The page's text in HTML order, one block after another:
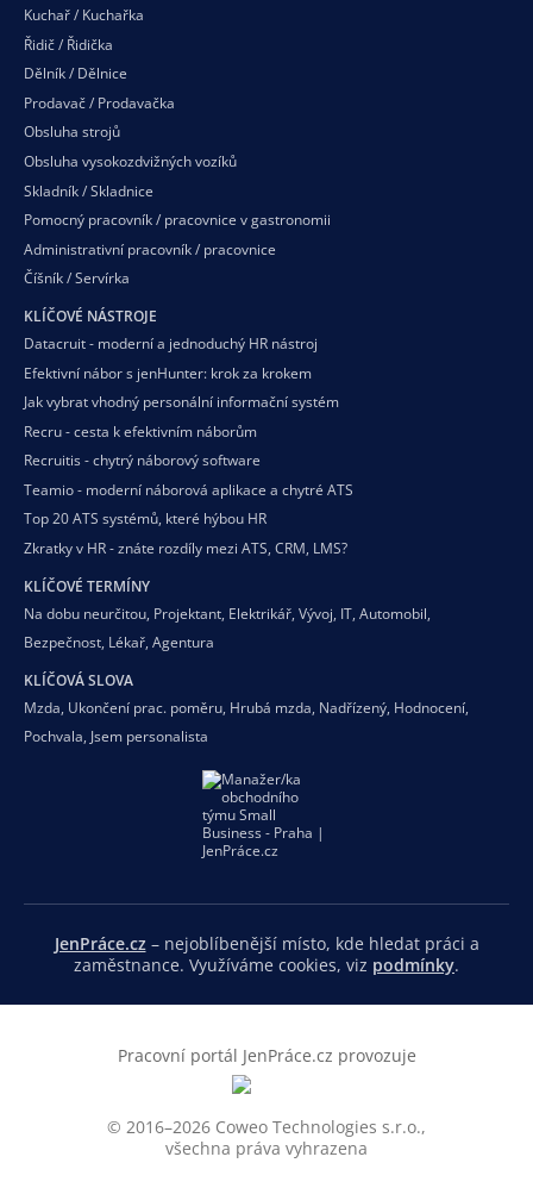
Kuchař / Kuchařka
Řidič / Řidička
Dělník / Dělnice
Prodavač / Prodavačka
Obsluha strojů
Obsluha vysokozdvižných vozíků
Skladník / Skladnice
Pomocný pracovník / pracovnice v gastronomii
Administrativní pracovník / pracovnice
Číšník / Servírka
KLÍČOVÉ NÁSTROJE
Datacruit - moderní a jednoduchý HR nástroj
Efektivní nábor s jenHunter: krok za krokem
Jak vybrat vhodný personální informační systém
Recru - cesta k efektivním náborům
Recruitis - chytrý náborový software
Teamio - moderní náborová aplikace a chytré ATS
Top 20 ATS systémů, které hýbou HR
Zkratky v HR - znáte rozdíly mezi ATS, CRM, LMS?
KLÍČOVÉ TERMÍNY
Na dobu neurčitou, Projektant, Elektrikář, Vývoj, IT, Automobil,
Bezpečnost, Lékař, Agentura
KLÍČOVÁ SLOVA
Mzda, Ukončení prac. poměru, Hrubá mzda, Nadřízený, Hodnocení,
Pochvala, Jsem personalista
JenPráce.cz– nejoblíbenější místo, kde hledat práci a
zaměstnance. Využíváme cookies, viz podmínky.
Pracovní portál JenPráce.cz provozuje
© 2016–2026 Coweo Technologies s.r.o.,
všechna práva vyhrazena